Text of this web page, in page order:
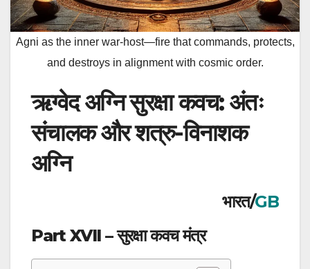
Agni as the inner war-host—fire that commands, protects,
and destroys in alignment with cosmic order.
ऋग्वेद अग्नि सुरक्षा कवच: अंतः
संचालक और शत्रु-विनाशक
अग्नि
भारत/GB
Part XVII – सुरक्षा कवच मंत्र